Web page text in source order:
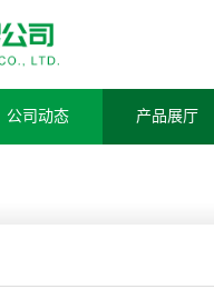
公司动态 产品展厅